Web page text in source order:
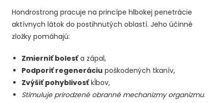
Hondrostrong pracuje na princípe hlbokej penetrácie
aktívnych látok do postihnutých oblastí. Jeho účinné
zložky pomáhajú:
Zmierniť bolesťa zápal,
Podporiť regeneráciu poškodených tkanív,
Zvýšiť pohyblivosťkĺbov,
Stimuluje prirodzené obranné mechanizmy organizmu.